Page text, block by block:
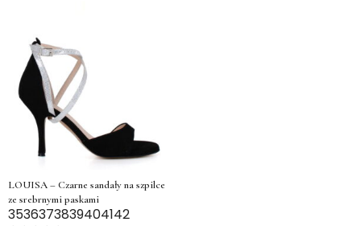
LOUISA – Czarne sandały na szpilce
ze srebrnymi paskami
3536373839404142